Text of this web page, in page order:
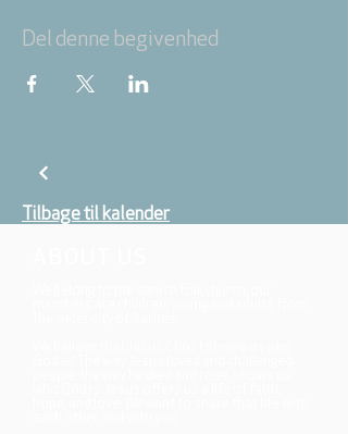
Del denne begivenhed
Tilbage til kalender